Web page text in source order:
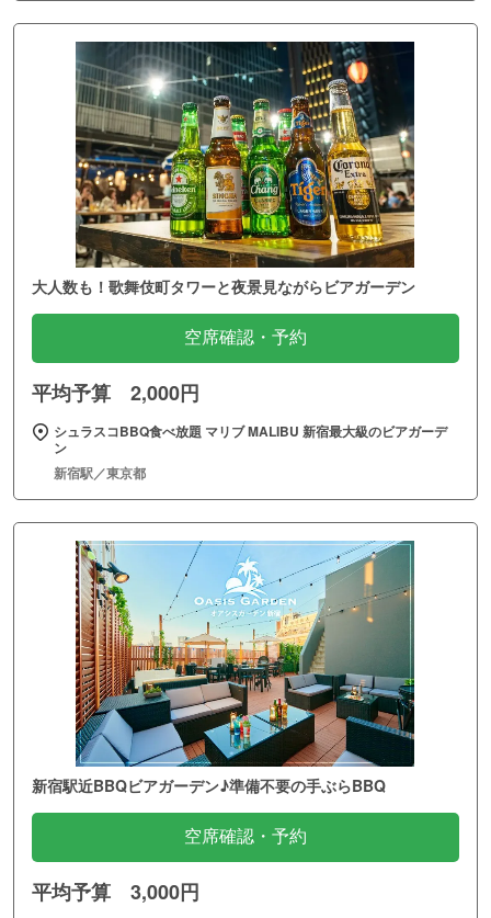
大人数も！歌舞伎町タワーと夜景見ながらビアガーデン
空席確認・予約
平均予算 2,000円
シュラスコBBQ食べ放題 マリブ MALIBU 新宿最大級のビアガーデ
ン
新宿駅／東京都
新宿駅近BBQビアガーデン♪準備不要の手ぶらBBQ
空席確認・予約
平均予算 3,000円